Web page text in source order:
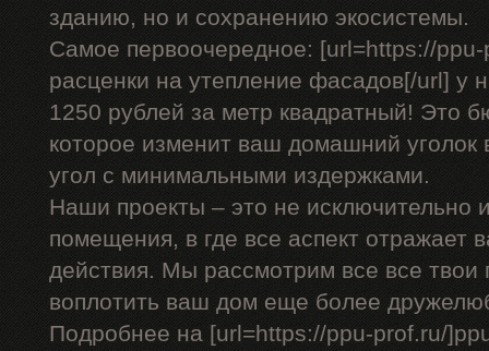
зданию, но и сохранению экосистемы.
Самое первоочередное: [url=https://
расценки на утепление фасадов[/url] у
1250 рублей за метр квадратный! Это
которое изменит ваш домашний уголок
угол с минимальными издержками.
Наши проекты – это не исключительно
помещения, в где все аспект отражает
действия. Мы рассмотрим все все твои
воплотить ваш дом еще более
Подробнее на [url=https://ppu-prof.ru/